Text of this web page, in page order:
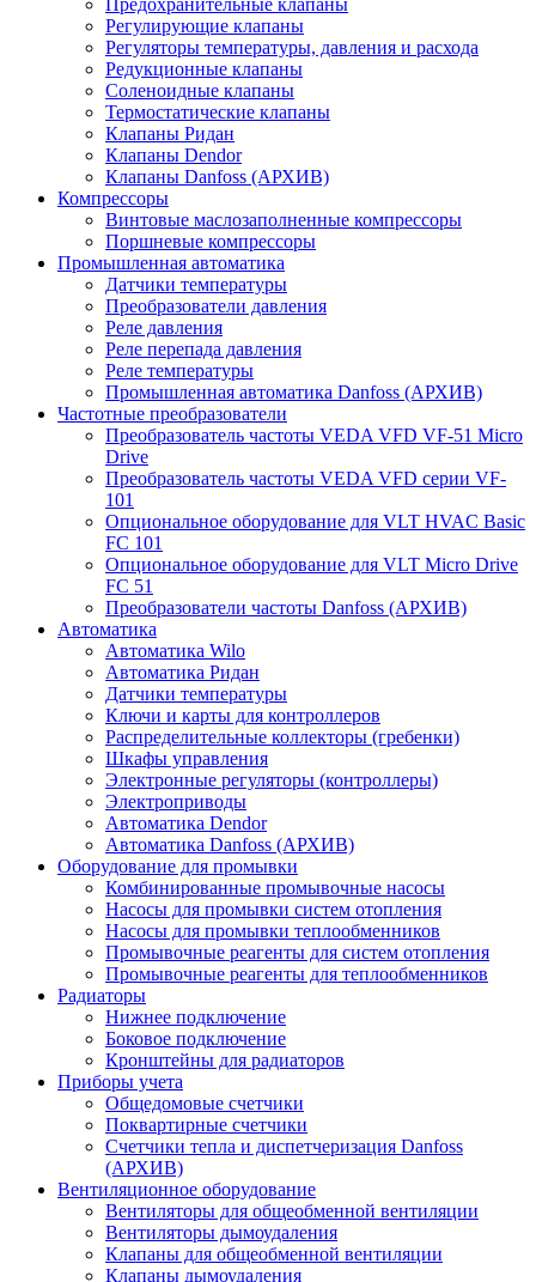
Предохранительные клапаны
Регулирующие клапаны
Регуляторы температуры, давления и расхода
Редукционные клапаны
Соленоидные клапаны
Термостатические клапаны
Клапаны Ридан
Клапаны Dendor
Клапаны Danfoss (АРХИВ)
Компрессоры
Винтовые маслозаполненные компрессоры
Поршневые компрессоры
Промышленная автоматика
Датчики температуры
Преобразователи давления
Реле давления
Реле перепада давления
Реле температуры
Промышленная автоматика Danfoss (АРХИВ)
Частотные преобразователи
Преобразователь частоты VEDA VFD VF-51 Micro
Drive
Преобразователь частоты VEDA VFD серии VF-
101
Опциональное оборудование для VLT HVAC Basic
FC 101
Опциональное оборудование для VLT Micro Drive
FC 51
Преобразователи частоты Danfoss (АРХИВ)
Автоматика
Автоматика Wilo
Автоматика Ридан
Датчики температуры
Ключи и карты для контроллеров
Распределительные коллекторы (гребенки)
Шкафы управления
Электронные регуляторы (контроллеры)
Электроприводы
Автоматика Dendor
Автоматика Danfoss (АРХИВ)
Оборудование для промывки
Комбинированные промывочные насосы
Насосы для промывки систем отопления
Насосы для промывки теплообменников
Промывочные реагенты для систем отопления
Промывочные реагенты для теплообменников
Радиаторы
Нижнее подключение
Боковое подключение
Кронштейны для радиаторов
Приборы учета
Общедомовые счетчики
Поквартирные счетчики
Счетчики тепла и диспетчеризация Danfoss
(АРХИВ)
Вентиляционное оборудование
Вентиляторы для общеобменной вентиляции
Вентиляторы дымоудаления
Клапаны для общеобменной вентиляции
Клапаны дымоудаления